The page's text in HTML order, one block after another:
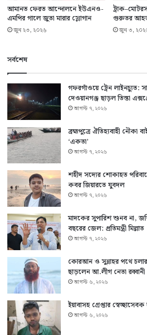
আমানত ফেরত আন্দোলনে ইউএনও-
এমপির গালে জুতা মারার স্লোগান
জুন ২৩, ২০২৬
গুরুতর
জুন ৩,
সর্বশেষ
গফরগাঁওয়ে ট্রেন লাইনচ্যুত:
দেওয়ানগঞ্জ ছাড়ল তিস্তা
আগস্ট ৭, ২০২৬
ব্রহ্মপুত্রে ঐতিহ্যবাহী নৌকা
‘একতা’
আগস্ট ৭, ২০২৬
শহীদ সদ্যের শোকাহত
কবর জিয়ারতে যুবদল
আগস্ট ৭, ২০২৬
মাদকের সুপারিশ শুনব না,
বছরের জেল: প্রতিমন্ত্রী মিল্লাত
আগস্ট ৭, ২০২৬
কোরআন ও সুন্নাহর পথে চলার
ছাড়লেন আ.লীগ নেতা রব্বানী
আগস্ট ৬, ২০২৬
ইয়াবাসহ গ্রেপ্তার
আগস্ট ৬, ২০২৬